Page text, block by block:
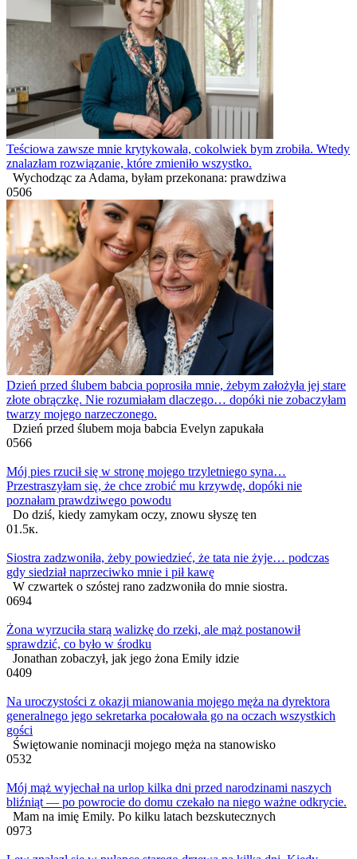
Teściowa zawsze mnie krytykowała, cokolwiek bym zrobiła. Wtedy
znalazłam rozwiązanie, które zmieniło wszystko.
Wychodząc za Adama, byłam przekonana: prawdziwa
0506
Dzień przed ślubem babcia poprosiła mnie, żebym założyła jej stare
złote obrączkę. Nie rozumiałam dlaczego… dopóki nie zobaczyłam
twarzy mojego narzeczonego.
Dzień przed ślubem moja babcia Evelyn zapukała
0566
Mój pies rzucił się w stronę mojego trzyletniego syna…
Przestraszyłam się, że chce zrobić mu krzywdę, dopóki nie
poznałam prawdziwego powodu
Do dziś, kiedy zamykam oczy, znowu słyszę ten
01.5к.
Siostra zadzwoniła, żeby powiedzieć, że tata nie żyje… podczas
gdy siedział naprzeciwko mnie i pił kawę
W czwartek o szóstej rano zadzwoniła do mnie siostra.
0694
Żona wyrzuciła starą walizkę do rzeki, ale mąż postanowił
sprawdzić, co było w środku
Jonathan zobaczył, jak jego żona Emily idzie
0409
Na uroczystości z okazji mianowania mojego męża na dyrektora
generalnego jego sekretarka pocałowała go na oczach wszystkich
gości
Świętowanie nominacji mojego męża na stanowisko
0532
Mój mąż wyjechał na urlop kilka dni przed narodzinami naszych
bliźniąt — po powrocie do domu czekało na niego ważne odkrycie.
Mam na imię Emily. Po kilku latach bezskutecznych
0973